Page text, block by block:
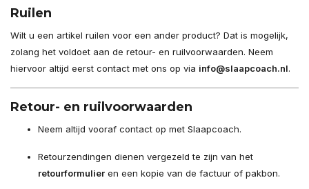
Ruilen
Wilt u een artikel ruilen voor een ander product? Dat is mogelijk,
zolang het voldoet aan de retour- en ruilvoorwaarden. Neem
hiervoor altijd eerst contact met ons op via info@slaapcoach.nl.
Retour- en ruilvoorwaarden
Neem altijd vooraf contact op met Slaapcoach.
Retourzendingen dienen vergezeld te zijn van het
retourformulier en een kopie van de factuur of pakbon.